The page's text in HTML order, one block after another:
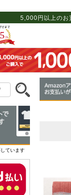
5,000円以上のお
ています